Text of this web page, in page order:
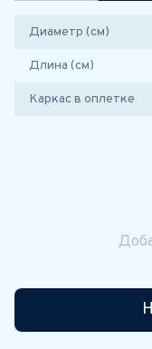
Диаметр (см)
Длина (см)
Каркас в оплетке